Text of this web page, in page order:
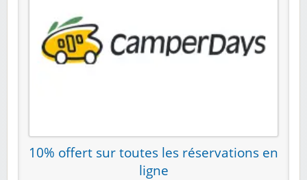
10% offert sur toutes les réservations en
ligne